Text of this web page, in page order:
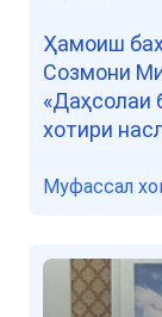
Ҳамоиш
Созмони
«Даҳсолаи
хотири
Муфассал